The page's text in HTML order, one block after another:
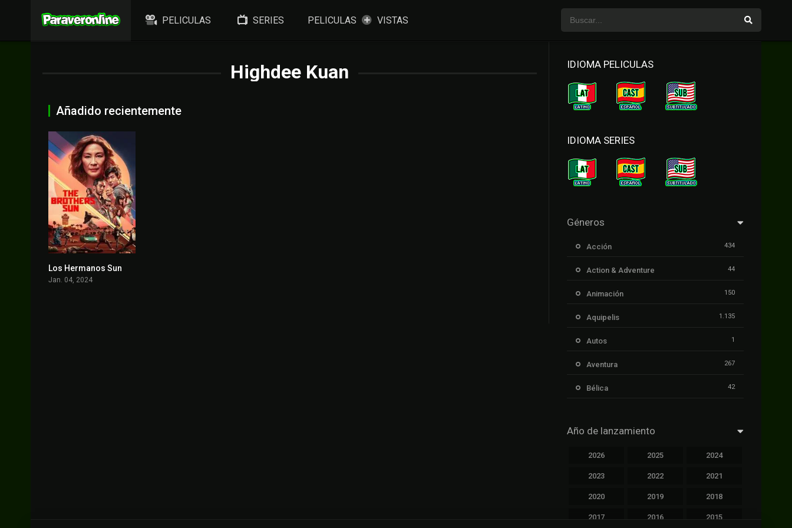
PELICULAS SERIES PELICULAS VISTAS
Highdee Kuan
Añadido recientemente
8.6
Los Hermanos Sun
Jan. 04, 2024
IDIOMA PELICULAS
IDIOMA SERIES
Géneros
Acción 434
Action & Adventure 44
Animación 150
Aquipelis 1.135
Autos 1
Aventura 267
Bélica 42
Cinecalidad
Cinetux 1.139
Año de lanzamiento
2026 2025 2024
2023 2022 2021
2020 2019 2018
2017 2016 2015